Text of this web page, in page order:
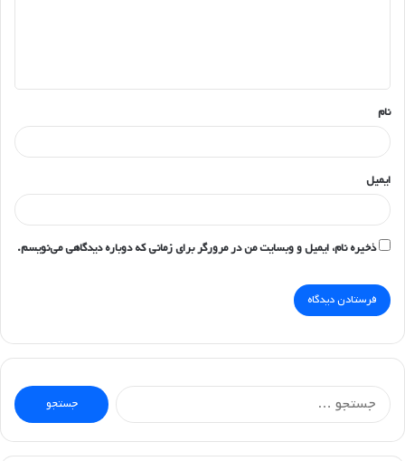
*
نام
ایمیل
ذخیره نام، ایمیل و وبسایت من در مرورگر برای زمانی که دوباره دیدگاهی می‌نویسم.
جستجو
برای: